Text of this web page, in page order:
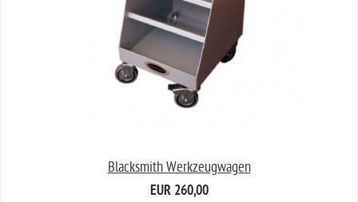
Blacksmith Werkzeugwagen
EUR 260,00